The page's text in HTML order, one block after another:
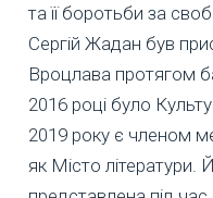
та її боротьби за
Сергій Жадан був
Вроцлава протягом
2016 році було
2019 року є членом
як Місто літератури.